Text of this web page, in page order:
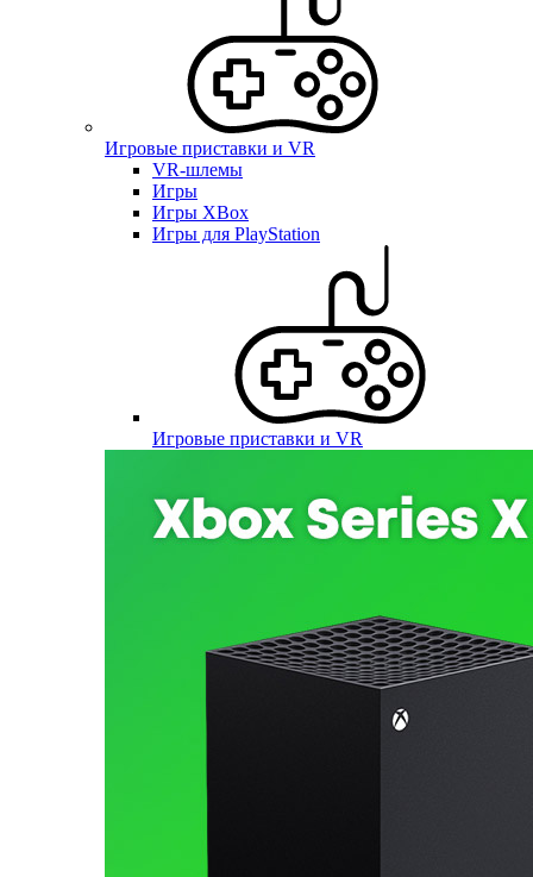
Игровые приставки и VR
VR-шлемы
Игры
Игры XBox
Игры для PlayStation
Игровые приставки и VR